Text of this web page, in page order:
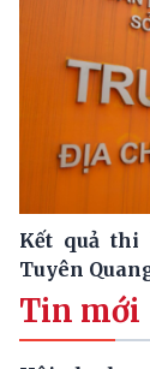
Kết quả
Tuyên
Tin mới